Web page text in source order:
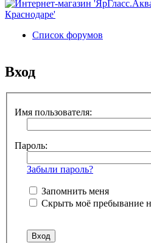
Список форумов
Вход
Имя пользователя:
Пароль:
Забыли пароль?
Запомнить меня
Скрыть моё пребывание